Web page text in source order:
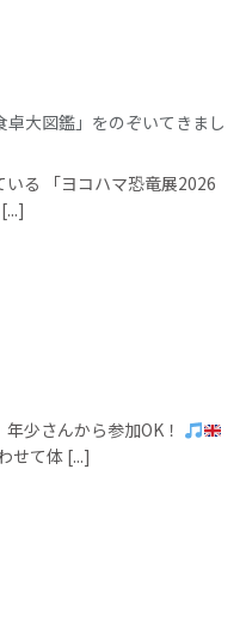
卓大図鑑」をのぞいてきまし
る 「ヨコハマ恐竜展2026
少さんから参加OK！
せて体 [...]